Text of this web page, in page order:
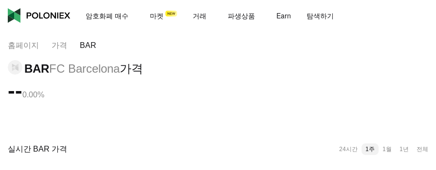
암호화폐 매수 마켓 거래 파생상품 Earn 탐색하기
홈페이지 가격 BAR
BARFC Barcelona가격
--0.00%
실시간 BAR 가격 24시간 1주 1월 1년 전체